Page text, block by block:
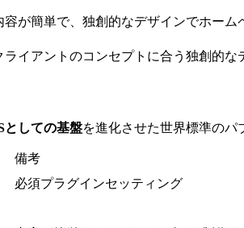
容が簡単で、独創的なデザインでホーム
ライアントのコンセプトに合う独創的
としての基盤を進化させた世界標準のパ
備考
必須プラグインセッティング